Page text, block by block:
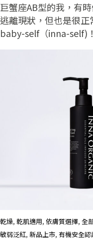
巨蟹座AB型的我，有
逃離現狀，但也是很
baby-self（inna-self)！
乾燥, 乾肌適用, 依膚質選擇, 全
敏弱泛紅, 新品上市, 有機安全認